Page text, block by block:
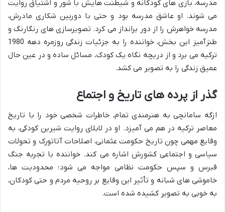
مدرسه، بازی های کودکانه و شیطنت هایش با شور و اشتیاق روایت
می شوند. او عاشق مدرسه بود و حتی با دوربین شکاری مادرش،
مدرسه خواهرش را از دور برانداز می کرد. تصویرسازی های رنگارنگ و
طنزآمیز این بخش، خواننده را به جزئیات زندگی روزمره دهه 1980
ترکیه می برد و از دریچه نگاه یک کودک، مسائل ساده و در عین حال
عمیق زندگی را به تصویر می کشد.
گذر از پرده های تاریخ و اجتماع
ازگه سامانچی به هنرمندی تمام، خاطرات شخصی خود را با تاریخ
معاصر ترکیه در هم می آمیزد. او در لابلای روایت شیرین کودکی، به
وقایع مهمی چون تاریخ حکومت عثمانی، اصلاحات آتاتورک و تحولات
سیاسی و اجتماعی کشورش اشاره می کند. خواننده با تجربه جنگ
قبرس و سپس حکومت نظامی مواجه می شود؛ محدودیت ها،
خاموشی های شبانه و تأثیر این وقایع بر روحیه مردم و حتی کودکان،
به خوبی به تصویر کشیده شده است.